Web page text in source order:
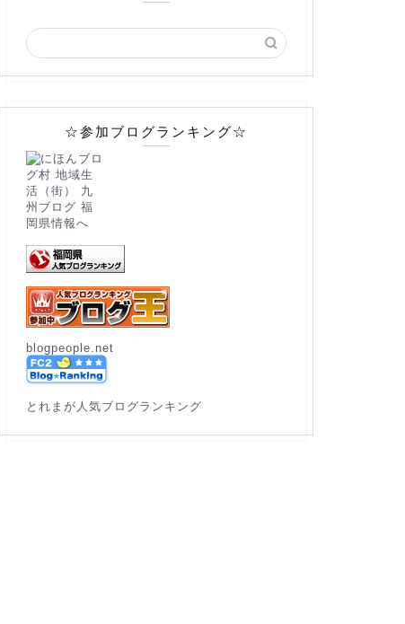
☆参加ブログランキング☆
blogpeople.net
とれまが人気ブログランキング